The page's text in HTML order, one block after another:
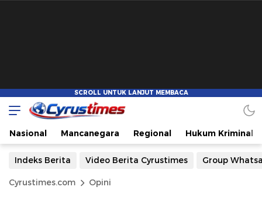
Nasional Mancanegara Regional Hukum Kriminal
Indeks Berita Video Berita Cyrustimes Group
Cyrustimes.com Opini